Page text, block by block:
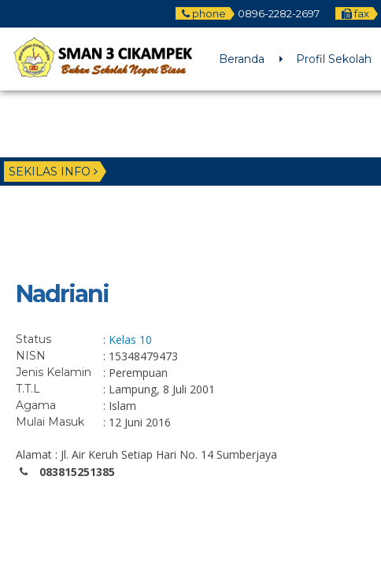
phone 0896-2282-2697 fax
Beranda Profil Sekolah
SEKILAS INFO
Nadriani
Status : Kelas 10
NISN : 15348479473
Jenis Kelamin : Perempuan
T.T.L : Lampung, 8 Juli 2001
Agama : Islam
Mulai Masuk : 12 Juni 2016
Alamat : Jl. Air Keruh Setiap Hari No. 14 Sumberjaya
083815251385